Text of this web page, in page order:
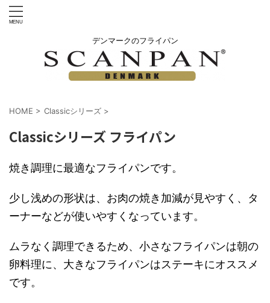
デンマークのフライパン
HOME > Classicシリーズ >
Classicシリーズ フライパン
焼き調理に最適なフライパンです。
少し浅めの形状は、お肉の焼き加減が見やすく、タ
ーナーなどが使いやすくなっています。
ムラなく調理できるため、小さなフライパンは朝の
卵料理に、大きなフライパンはステーキにオススメ
です。